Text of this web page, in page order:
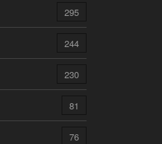
295
244
230
81
76